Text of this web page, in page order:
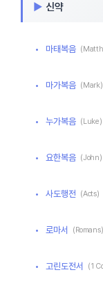
신약
마태복음
마가복음 (Mark)
누가복음 (Luke)
요한복음 (John)
사도행전 (Acts)
로마서 (Romans)
고린도전서 (1